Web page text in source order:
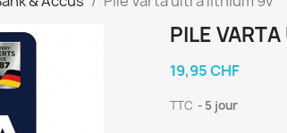
PILE
19,95 CHF
TTC 5 jour